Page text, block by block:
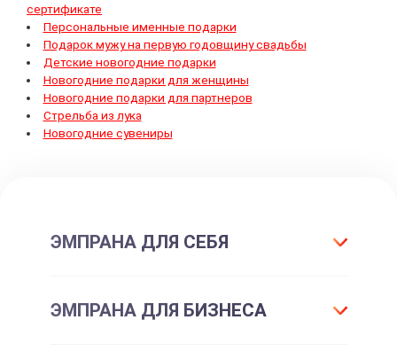
сертификате
Персональные именные подарки
Подарок мужу на первую годовщину свадьбы
Детские новогодние подарки
Новогодние подарки для женщины
Новогодние подарки для партнеров
Стрельба из лука
Новогодние сувениры
ЭМПРАНА ДЛЯ СЕБЯ
Все впечатления
ЭМПРАНА ДЛЯ БИЗНЕСА